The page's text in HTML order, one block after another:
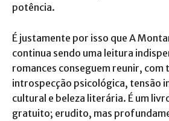
potência.
É justamente por isso que A
continua sendo uma leitura
romances conseguem reunir,
introspecção psicológica, tensão
cultural e beleza literária. É um
gratuito; erudito, mas